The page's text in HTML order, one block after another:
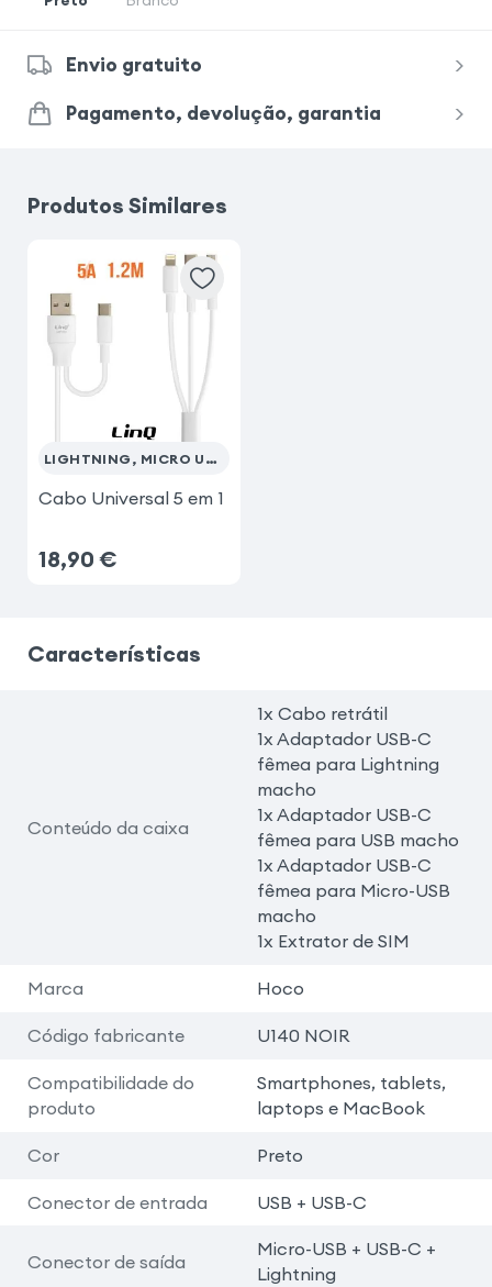
Envio gratuito
Pagamento, devolução, garantia
Produtos Similares
LIGHTNING, MICRO USB, USB C
Cabo Universal 5 em 1
18,90 €
Características
Conteúdo da caixa
1x Cabo retrátil
1x Adaptador USB-C
fêmea para Lightning
macho
1x Adaptador USB-C
fêmea para USB macho
1x Adaptador USB-C
fêmea para Micro-USB
macho
1x Extrator de SIM
Marca Hoco
Código fabricante U140 NOIR
Compatibilidade do
produto
Smartphones, tablets,
laptops e MacBook
Cor Preto
Conector de entrada USB + USB-C
Conector de saída
Micro-USB + USB-C +
Lightning